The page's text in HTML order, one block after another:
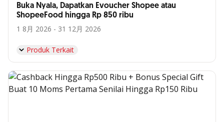
Buka Nyala, Dapatkan Evoucher Shopee atau
ShopeeFood hingga Rp 850 ribu
1 8月 2026 - 31 12月 2026
Produk Terkait